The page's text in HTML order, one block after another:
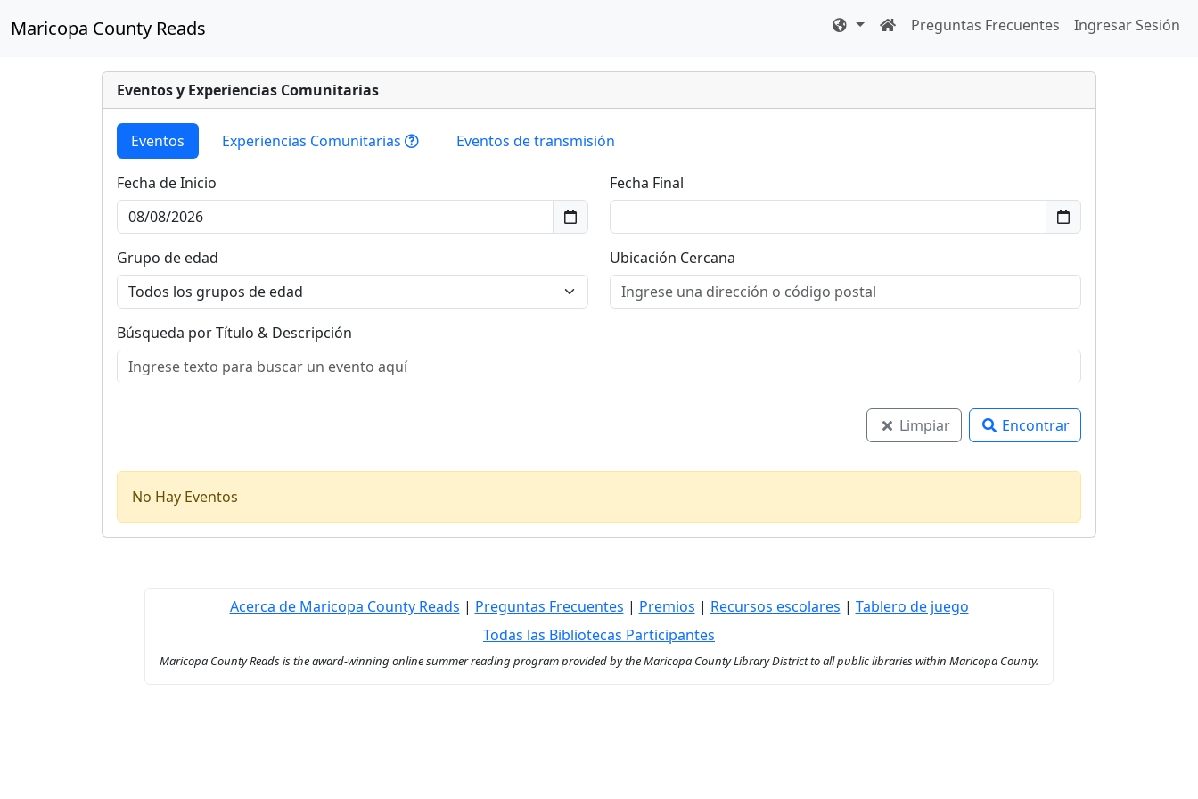
Maricopa County Reads Preguntas Frecuentes Ingresar Sesión
Eventos y Experiencias Comunitarias
Eventos Experiencias Comunitarias Eventos de transmisión
Fecha de Inicio Fecha Final
Grupo de edad Ubicación Cercana
Búsqueda por Título & Descripción
Limpiar Encontrar
No Hay Eventos
Acerca de Maricopa County Reads | Preguntas Frecuentes | Premios | Recursos escolares | Tablero de juego
Todas las Bibliotecas Participantes
Maricopa County Reads is the award-winning online summer reading program provided by the Maricopa County Library District to all public libraries within Maricopa County.